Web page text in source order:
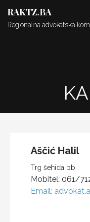
content
RAKTZ.BA
Regionalna advokatska
Aščić Halil
Trg šehida bb
Mobitel: 061/
Email: